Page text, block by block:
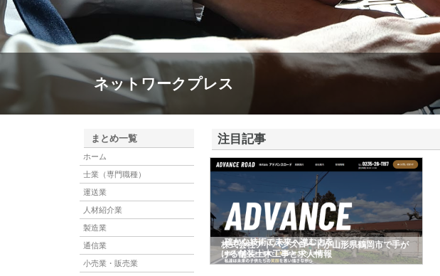
ネットワークプレス
まとめ一覧
ホーム
士業（専門職種）
運送業
人材紹介業
製造業
通信業
小売業・販売業
注目記事
株式会社アドバンスロードが山形県鶴岡市で手が
ける舗装土木工事と求人情報